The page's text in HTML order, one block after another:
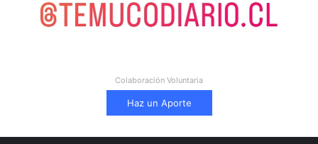
Colaboración Voluntaria
Haz un Aporte